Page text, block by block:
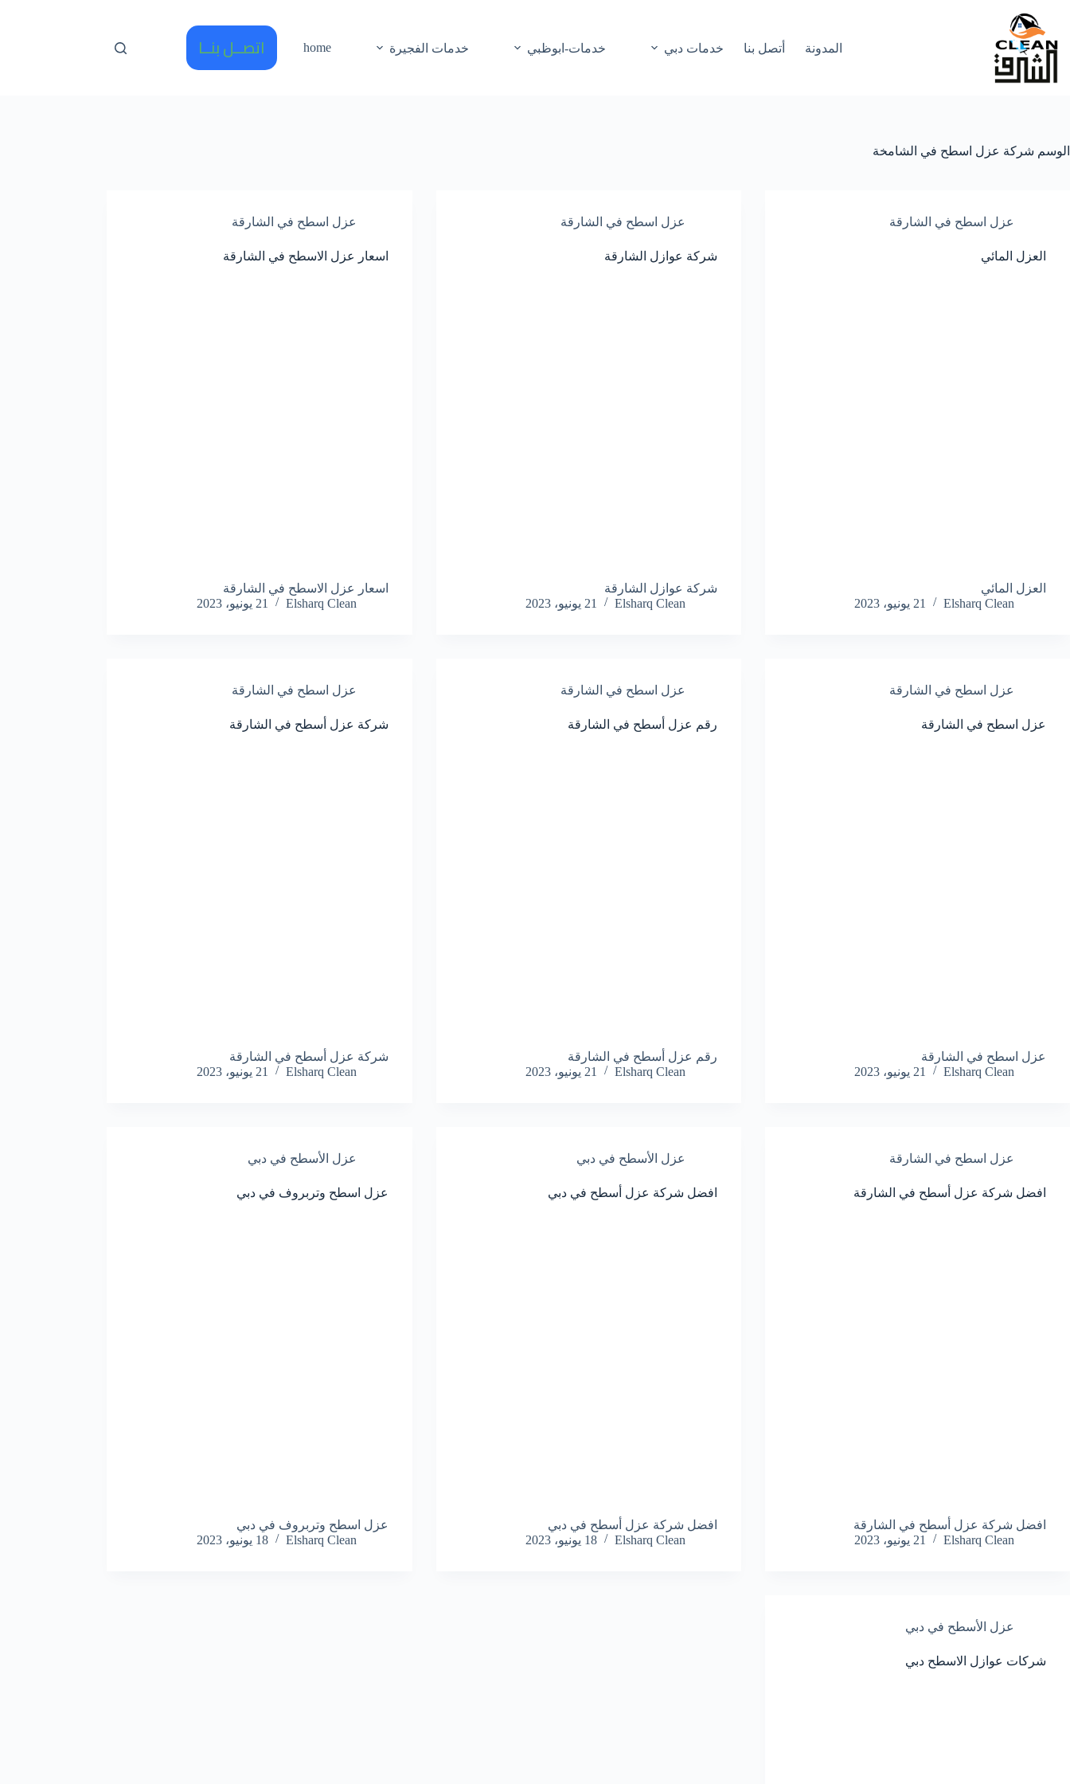
المحتوى
المدونة أتصل بنا خدمات دبي خدمات-ابوظبي خدمات الفجيرة home اتصــل بنــا
الوسم شركة عزل اسطح في الشامخة
عزل اسطح في الشارقة
العزل المائي
العزل المائي
Elsharq Clean
21 يونيو، 2023
عزل اسطح في الشارقة
شركة عوازل الشارقة
شركة عوازل الشارقة
Elsharq Clean
21 يونيو، 2023
عزل اسطح في الشارقة
اسعار عزل الاسطح في الشارقة
اسعار عزل الاسطح في الشارقة
Elsharq Clean
21 يونيو، 2023
عزل اسطح في الشارقة
عزل اسطح في الشارقة
عزل اسطح في الشارقة
Elsharq Clean
21 يونيو، 2023
عزل اسطح في الشارقة
رقم عزل أسطح في الشارقة
رقم عزل أسطح في الشارقة
Elsharq Clean
21 يونيو، 2023
عزل اسطح في الشارقة
شركة عزل أسطح في الشارقة
شركة عزل أسطح في الشارقة
Elsharq Clean
21 يونيو، 2023
عزل اسطح في الشارقة
افضل شركة عزل أسطح في الشارقة
افضل شركة عزل أسطح في الشارقة
Elsharq Clean
21 يونيو، 2023
عزل الأسطح في دبي
افضل شركة عزل أسطح في دبي
افضل شركة عزل أسطح في دبي
Elsharq Clean
18 يونيو، 2023
عزل الأسطح في دبي
عزل اسطح وتربروف في دبي
عزل اسطح وتربروف في دبي
Elsharq Clean
18 يونيو، 2023
عزل الأسطح في دبي
شركات عوازل الاسطح دبي